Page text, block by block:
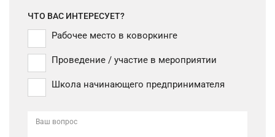
ЧТО ВАС ИНТЕРЕСУЕТ?
Рабочее место в коворкинге
Проведение / участие в мероприятии
Школа начинающего предпринимателя
Ваш вопрос